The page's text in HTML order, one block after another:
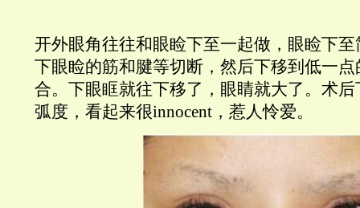
开外眼角往往和眼睑下至一起做，眼睑下
下眼睑的筋和腱等切断，然后下移到低一
合。下眼眶就往下移了，眼睛就大了。术
弧度，看起来很innocent，惹人怜爱。